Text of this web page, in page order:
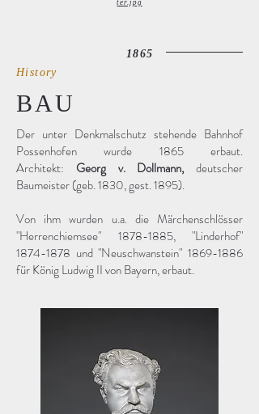
ter.jpg
1865
History
BAU
Der unter Denkmalschutz stehende Bahnhof
Possenhofen wurde 1865 erbaut.
Architekt: Georg v. Dollmann, deutscher
Baumeister (geb. 1830, gest. 1895).
Von ihm wurden u.a. die Märchenschlösser
"Herrenchiemsee" 1878-1885, "Linderhof"
1874-1878 und "Neuschwanstein" 1869-1886
für König Ludwig II von Bayern, erbaut.